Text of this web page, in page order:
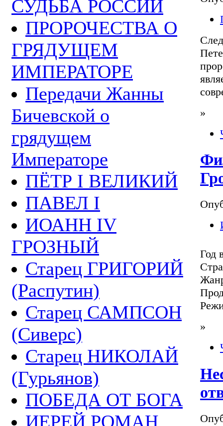
СУДЬБА РОССИИ
ПРОРОЧЕСТВА О
ГРЯДУЩЕМ
ИМПЕРАТОРЕ
Передачи Жанны
Бичевской о
грядущем
Императоре
ПЁТР I ВЕЛИКИЙ
ПАВЕЛ I
ИОАНН IV
ГРОЗНЫЙ
Старец ГРИГОРИЙ
(Распутин)
Старец САМПСОН
(Сиверс)
Старец НИКОЛАЙ
(Гурьянов)
ПОБЕДА ОТ БОГА
ИЕРЕЙ РОМАН
»
Год
»